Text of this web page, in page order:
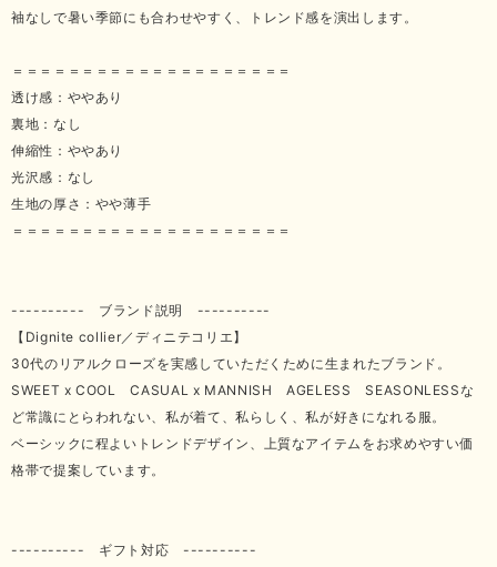
袖なしで暑い季節にも合わせやすく、トレンド感を演出します。
＝＝＝＝＝＝＝＝＝＝＝＝＝＝＝＝＝＝＝＝
透け感：ややあり
裏地：なし
伸縮性：ややあり
光沢感：なし
生地の厚さ：やや薄手
＝＝＝＝＝＝＝＝＝＝＝＝＝＝＝＝＝＝＝＝
---------- ブランド説明 ----------
【Dignite collier／ディニテコリエ】
30代のリアルクローズを実感していただくために生まれたブランド。
SWEET x COOL CASUAL x MANNISH AGELESS SEASONLESSな
ど常識にとらわれない、私が着て、私らしく、私が好きになれる服。
ベーシックに程よいトレンドデザイン、上質なアイテムをお求めやすい価
格帯で提案しています。
---------- ギフト対応 ----------